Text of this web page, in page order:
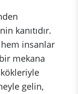
kanıtıdır.
insanlar
mekana
gelin,